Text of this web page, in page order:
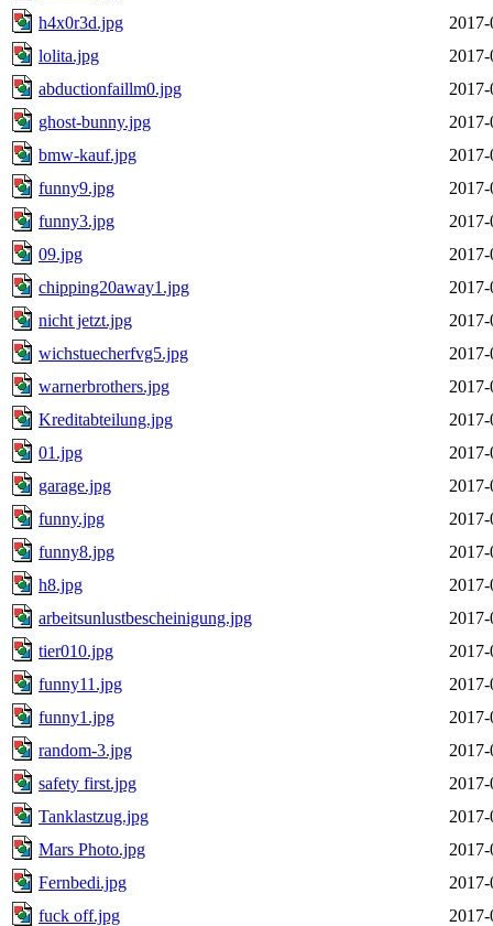
h4x0r3d.jpg
lolita.jpg
abductionfaillm0.jpg
ghost-bunny.jpg
bmw-kauf.jpg
funny9.jpg
funny3.jpg
09.jpg
chipping20away1.jpg
nicht jetzt.jpg
wichstuecherfvg5.jpg
warnerbrothers.jpg
Kreditabteilung.jpg
01.jpg
garage.jpg
funny.jpg
funny8.jpg
h8.jpg
arbeitsunlustbescheinigung.jpg
tier010.jpg
funny11.jpg
funny1.jpg
random-3.jpg
safety first.jpg
Tanklastzug.jpg
Mars Photo.jpg
Fernbedi.jpg
fuck off.jpg